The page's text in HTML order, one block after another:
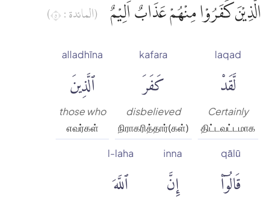
الَّذِيْنَ كَفَرُوْا مِنْهُمْ عَذَابٌ اَلِيْمٌ
(المائدة : ٥)
laqad
لَّقَدْ
Certainly
திட்டவட்டமாக
kafara
كَفَرَ
disbelieved
நிராகரித்தார்(கள்)
alladhīna
ٱلَّذِينَ
those who
எவர்கள்
qālū
قَالُوٓا۟
inna
إِنَّ
l-laha
ٱللَّهَ